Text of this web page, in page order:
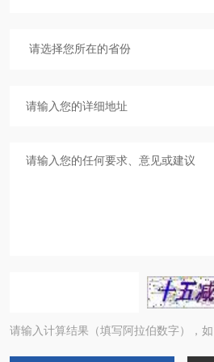
请输入计算结果（填写阿拉伯数字），